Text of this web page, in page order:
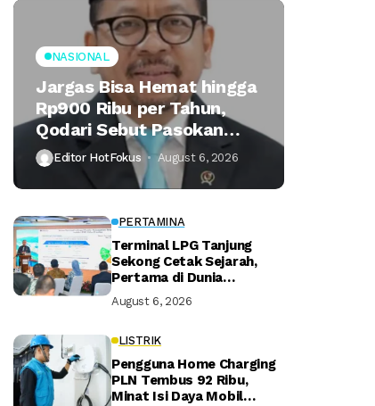
NASIONAL
Jargas Bisa Hemat hingga
Rp900 Ribu per Tahun,
Qodari Sebut Pasokan
Lebih Praktis
Editor HotFokus August 6, 2026
PERTAMINA
Terminal LPG Tanjung
Sekong Cetak Sejarah,
Pertama di Dunia
Terminal
August 6, 2026
LISTRIK
Pengguna Home Charging
PLN Tembus 92 Ribu,
Minat Isi Daya Mobil